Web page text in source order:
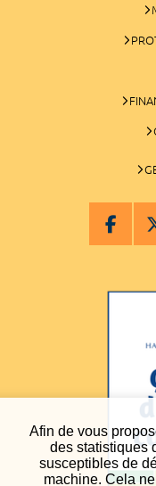
Afin de vous
des statistiques
susceptibles de
machine. Cela